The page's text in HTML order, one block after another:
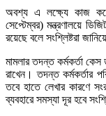
অবশ্য এ লক্ষ্যে কাজ করে
সেপ্টেম্বর) মন্ত্রণালয়ে
রয়েছে বলে সংশ্লিষ্টরা
মামলার তদন্ত কর্মকর্তা কেস
রাখেন। তদন্ত কর্মকর্তার
তবে হাতে লেখার কারণে
ব্যবহারে সমস্যা দূর হবে